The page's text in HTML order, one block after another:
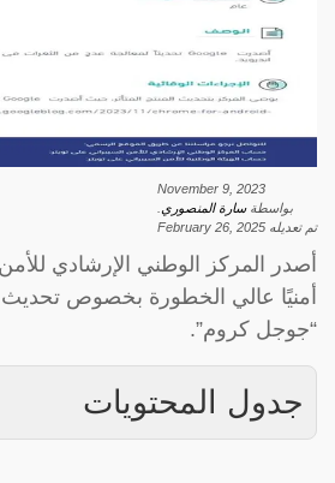
November 9, 2023
بواسطةسارة المنصوري
تم تعديله February 26, 2025
أصدر المركز الوطني الإرشادي للأمن
أمنيًا عالي الخطورة بخصوص
“جوجل كروم”.
جدول المحتويات